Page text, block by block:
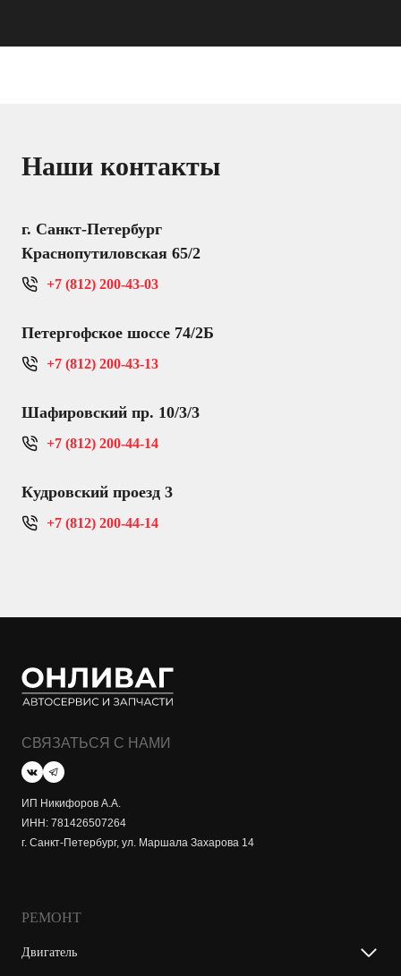
Наши контакты
г. Санкт-Петербург
Краснопутиловская 65/2
+7 (812) 200-43-03
Петергофское шоссе 74/2Б
+7 (812) 200-43-13
Шафировский пр. 10/3/3
+7 (812) 200-44-14
Кудровский проезд 3
+7 (812) 200-44-14
СВЯЗАТЬСЯ С НАМИ
ИП Никифоров А.А.
ИНН: 781426507264
г. Санкт-Петербург, ул. Маршала Захарова 14
РЕМОНТ
Двигатель